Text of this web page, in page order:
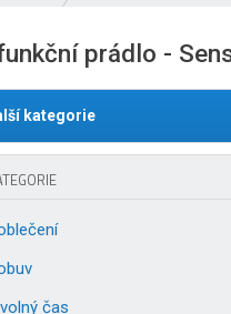
prádlo -
kategorie
čas